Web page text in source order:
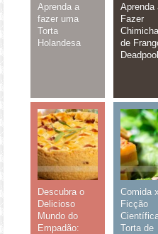
Aprenda a
fazer uma
Torta
Holandesa
Aprenda
Fazer
de
Deadpool
Descubra o
Delicioso
Mundo do
Empadão:
Comida x
Ficção
Torta de